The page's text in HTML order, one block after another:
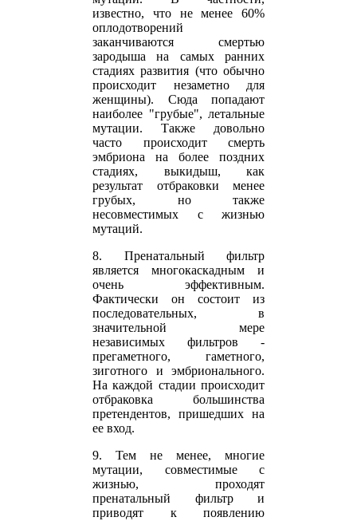
известно, что не менее 60%
оплодотворений
заканчиваются смертью
зародыша на самых ранних
стадиях развития (что обычно
происходит незаметно для
женщины). Сюда попадают
наиболее "грубые", летальные
мутации. Также довольно
часто происходит смерть
эмбриона на более поздних
стадиях, выкидыш, как
результат отбраковки менее
грубых, но также
несовместимых с жизнью
мутаций.
8. Пренатальный фильтр
является многокаскадным и
очень эффективным.
Фактически он состоит из
последовательных, в
значительной мере
независимых фильтров -
прегаметного, гаметного,
зиготного и эмбрионального.
На каждой стадии происходит
отбраковка большинства
претендентов, пришедших на
ее вход.
9. Тем не менее, многие
мутации, совместимые с
жизнью, проходят
пренатальный фильтр и
приводят к появлению